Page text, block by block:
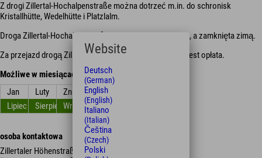
Z drogi Zillertal-Hochalpenstraße można dotrzeć m.in. do schronisk
Kristallhütte, Wedelhütte i Platzlalm.
Droga Zillertal-Hochalpenstraße jest otwarta tylko latem, a zamknięta zimą.
Za przejazd drogą Zillertal-Hochalpenstraße pobierana jest opłata.
Możliwe w miesiącach
Jan
Luty Zniszczyćkwiecień
Lipiec
Sierpień WrzesieńPaździernik
osoba kontaktowa
Zillertaler Höhenstraße Mautstelle
Website
Deutsch
(German)
English
(English)
Italiano
(Italian)
Čeština
(Czech)
Polski